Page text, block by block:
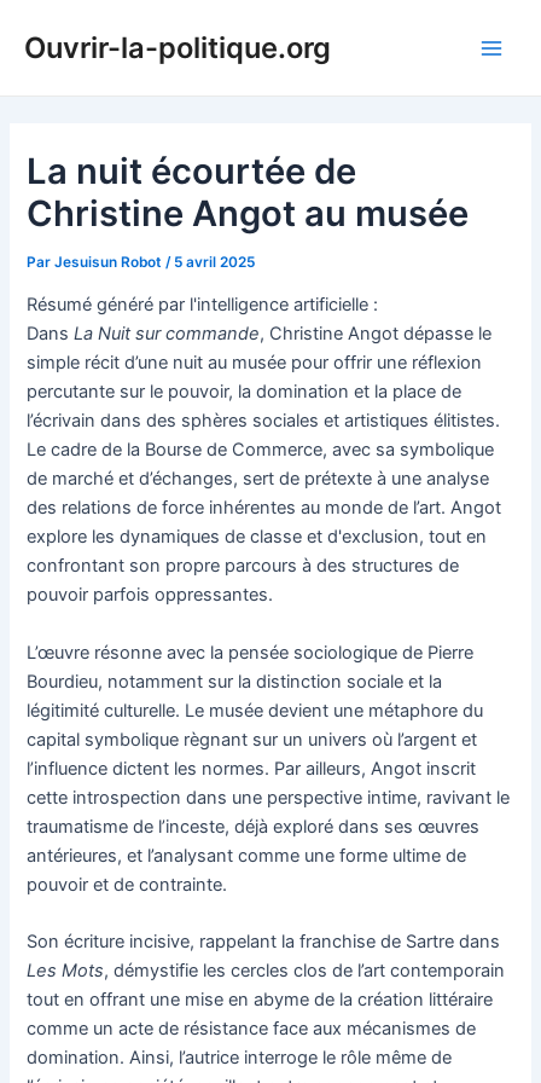
Ouvrir-la-politique.org
La nuit écourtée de
Christine Angot au musée
ParJesuisun Robot / 5 avril 2025
Résumé généré par l'intelligence artificielle :
DansLa Nuit sur commande, Christine Angot dépasse le
simple récit d’une nuit au musée pour offrir une réflexion
percutante sur le pouvoir, la domination et la place de
l’écrivain dans des sphères sociales et artistiques élitistes.
Le cadre de la Bourse de Commerce, avec sa symbolique
de marché et d’échanges, sert de prétexte à une analyse
des relations de force inhérentes au monde de l’art. Angot
explore les dynamiques de classe et d'exclusion, tout en
confrontant son propre parcours à des structures de
pouvoir parfois oppressantes.
L’œuvre résonne avec la pensée sociologique de Pierre
Bourdieu, notamment sur la distinction sociale et la
légitimité culturelle. Le musée devient une métaphore du
capital symbolique règnant sur un univers où l’argent et
l’influence dictent les normes. Par ailleurs, Angot inscrit
cette introspection dans une perspective intime, ravivant le
traumatisme de l’inceste, déjà exploré dans ses œuvres
antérieures, et l’analysant comme une forme ultime de
pouvoir et de contrainte.
Son écriture incisive, rappelant la franchise de Sartre dans
Les Mots, démystifie les cercles clos de l’art contemporain
tout en offrant une mise en abyme de la création littéraire
comme un acte de résistance face aux mécanismes de
domination. Ainsi, l’autrice interroge le rôle même de